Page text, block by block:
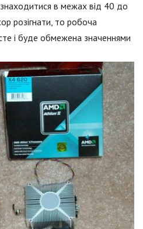
в межах від 40 до
розігнати, то робоча
і буде обмежена значеннями